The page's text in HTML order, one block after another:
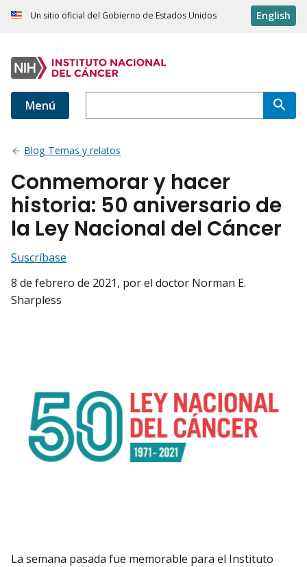
Un sitio oficial del Gobierno de Estados Unidos English
Menú
Blog Temas y relatos
Conmemorar y hacer
historia: 50 aniversario de
la Ley Nacional del Cáncer
Suscríbase
8 de febrero de 2021, por el doctor Norman E.
Sharpless
La semana pasada fue memorable para el Instituto